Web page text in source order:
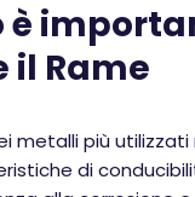
è
il Rame
metalli più
di